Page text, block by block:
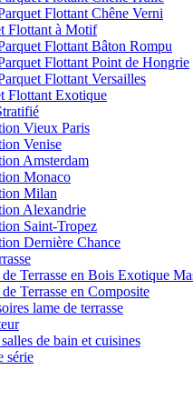
Flottant Chêne Verni
Flottant à Motif
Flottant Bâton Rompu
Flottant Point de Hongrie
Flottant Versailles
Flottant Exotique
Vieux Paris
Venise
Amsterdam
Monaco
Milan
Alexandrie
Saint-Tropez
Dernière Chance
Terrasse en Bois Exotique
Terrasse en Composite
lame de terrasse
de bain et cuisines
série